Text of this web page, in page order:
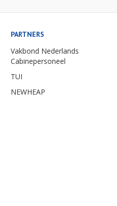
PARTNERS
Vakbond Nederlands
Cabinepersoneel
TUI
NEWHEAP